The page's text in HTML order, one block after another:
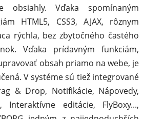
obsiahly. Vďaka spomínaným
HTML5, CSS3, AJAX, rôznym
rýchla, bez zbytočného častého
Vďaka prídavným funkciám,
obsah priamo na webe, je
V systéme sú tiež integrované
& Drop, Notifikácie, Nápovedy,
Interaktívne editácie, FlyBoxy...,